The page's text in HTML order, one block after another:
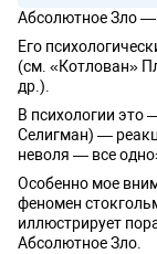
Абсолютное Зло —
Его
(см. «Котлован»
др.).
В психологии
Селигман) —
неволя — все
Особенно мое
феномен
иллюстрирует
Абсолютное Зло.